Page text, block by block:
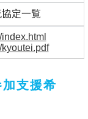
定一覧
支援希